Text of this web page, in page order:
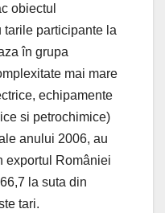
obiectul
participante la
în grupa
mai mare
echipamente
si petrochimice)
anului 2006, au
exportul României
la suta din
tari.